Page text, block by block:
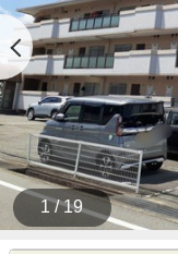
1 / 19